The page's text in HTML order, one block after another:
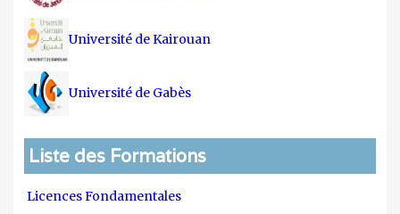
Université de Kairouan
Université de Gabès
Liste des Formations
Licences Fondamentales